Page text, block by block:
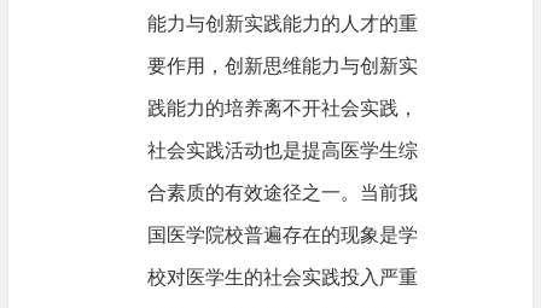
能力与创新实践能力的人才的重
要作用，创新思维能力与创新实
践能力的培养离不开社会实践，
社会实践活动也是提高医学生综
合素质的有效途径之一。当前我
国医学院校普遍存在的现象是学
校对医学生的社会实践投入严重